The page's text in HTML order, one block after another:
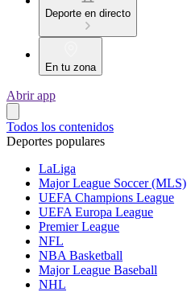
Deporte en directo
En tu zona
Abrir app
Todos los contenidos
Deportes populares
LaLiga
Major League Soccer (MLS)
UEFA Champions League
UEFA Europa League
Premier League
NFL
NBA Basketball
Major League Baseball
NHL